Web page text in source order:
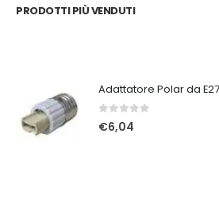
PRODOTTI PIÙ VENDUTI
Adattatore Polar da
Su 5
€6,04